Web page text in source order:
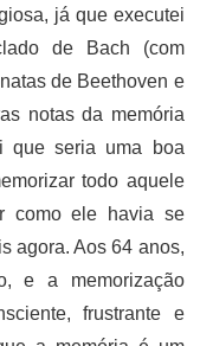
já que executei
de Bach (com
de Beethoven e
notas da memória
que seria uma boa
todo aquele
como ele havia se
agora. Aos 64 anos,
e a memorização
frustrante e